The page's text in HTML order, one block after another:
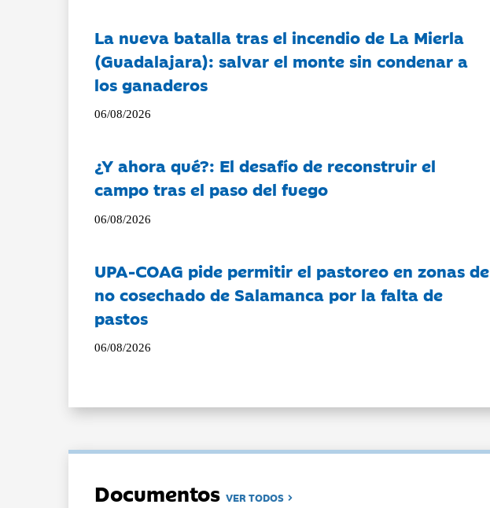
La nueva batalla tras el incendio de La Mierla
(Guadalajara): salvar el monte sin condenar a
los ganaderos
06/08/2026
¿Y ahora qué?: El desafío de reconstruir el
campo tras el paso del fuego
06/08/2026
UPA-COAG pide permitir el pastoreo en zonas de
no cosechado de Salamanca por la falta de
pastos
06/08/2026
DocumentosVER TODOS